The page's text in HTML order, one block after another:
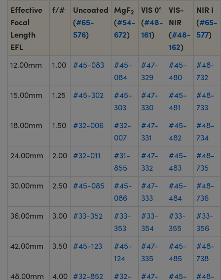
Effective
Focal
Length
EFL
f/#
Uncoated
(#65-
576)
MgF2
(#54-
672)
VIS 0°
(#48-
161)
VIS-
NIR
(#48-
162)
NIR I
(#65-
577)
12.00mm 1.00 #45-083
#45-
084
#47-
329
#45-
480
#48-
732
15.00mm
1.25 #45-302
#45-
303
#47-
330
#45-
481
#48-
733
18.00mm
1.50 #32-006
#32-
007
#47-
331
#45-
482
#48-
734
24.00mm
2.00 #32-011
#31-
855
#47-
332
#45-
483
#48-
735
30.00mm
2.50 #45-085
#45-
086
#47-
333
#45-
484
#48-
736
36.00mm
3.00 #33-352
#33-
353
#33-
354
#33-
355
#33-
356
42.00mm
3.50 #45-123
#45-
124
#47-
335
#45-
485
#48-
738
48.00mm
4.00 #32-852 #32- #47- #45- #48-